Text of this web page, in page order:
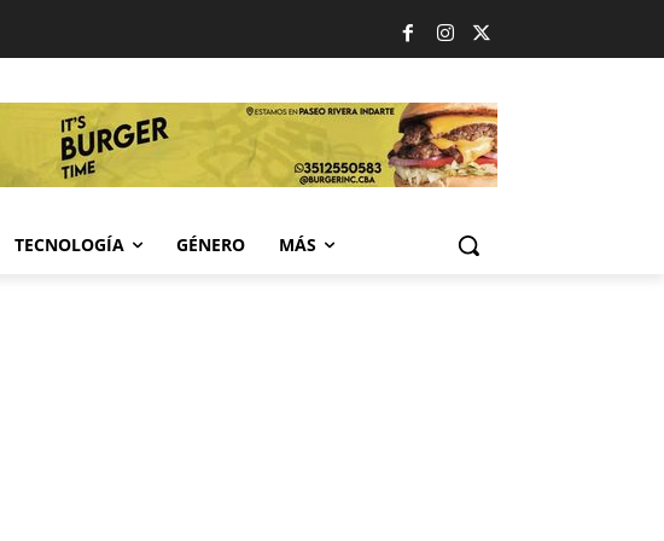
TECNOLOGÍA GÉNERO MÁS